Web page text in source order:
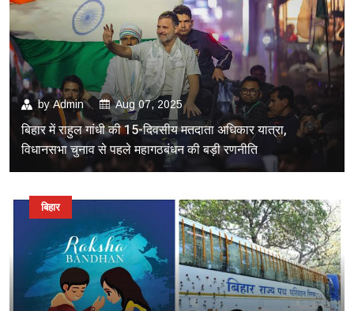
byAdmin Aug 07, 2025
बिहार में राहुल गांधी की 15-दिवसीय मतदाता अधिकार यात्रा,
विधानसभा चुनाव से पहले महागठबंधन की बड़ी रणनीति
बिहार